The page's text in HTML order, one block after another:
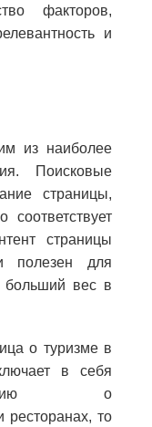
факторов,
и
из наиболее
Поисковые
страницы,
соответствует
страницы
полезен для
больший вес в
о туризме в
в себя
о
ресторанах, то